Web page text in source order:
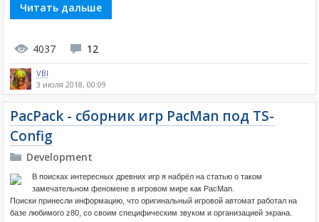
Читать дальше
4037 12
VBI
3 июля 2018, 00:09
PacPack - сборник игр PacMan под TS-
Config
Development
В поисках интересных древних игр я набрёл на статью о таком
замечательном феномене в игровом мире как РасMan.
Поиски принесли информацию, что оригинальный игровой автомат работал на
базе любимого z80, со своим специфическим звуком и организацией экрана.